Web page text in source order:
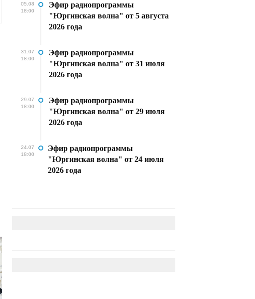
05.08
18:00
Эфир радиопрограммы
"Юргинская волна" от 5 августа
2026 года
31.07
18:00
Эфир радиопрограммы
"Юргинская волна" от 31 июля
2026 года
29.07
18:00
Эфир радиопрограммы
"Юргинская волна" от 29 июля
2026 года
24.07
18:00
Эфир радиопрограммы
"Юргинская волна" от 24 июля
2026 года